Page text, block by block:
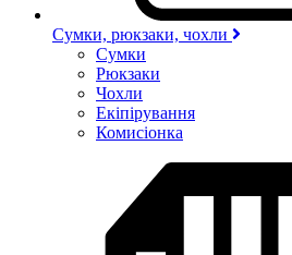
Сумки, рюкзаки, чохли
Сумки
Рюкзаки
Чохли
Екіпірування
Комисіонка